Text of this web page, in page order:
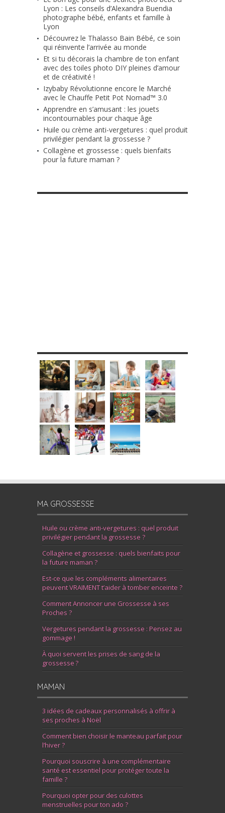
Lyon : Les conseils d’Alexandra Buendia
photographe bébé, enfants et famille à
Lyon
Découvrez le Thalasso Bain Bébé, ce soin
qui réinvente l’arrivée au monde
Et si tu décorais la chambre de ton enfant
avec des toiles photo DIY pleines d’amour
et de créativité !
Izybaby Révolutionne encore le Marché
avec le Chauffe Petit Pot Nomad™ 3.0
Apprendre en s’amusant : les jouets
incontournables pour chaque âge
Huile ou crème anti-vergetures : quel produit
privilégier pendant la grossesse ?
Collagène et grossesse : quels bienfaits
pour la future maman ?
MA GROSSESSE
Huile ou crème anti-vergetures : quel produit
privilégier pendant la grossesse ?
Collagène et grossesse : quels bienfaits pour
la future maman ?
Est-ce que les compléments alimentaires
peuvent VRAIMENT t’aider à tomber enceinte ?
Comment Annoncer une Grossesse à ses
Proches ?
Vergetures pendant la grossesse : Pensez au
gommage !
À quoi servent les prises de sang de la
grossesse ?
MAMAN
3 idées de cadeaux personnalisés à offrir à
ses proches à Noël
Comment bien choisir le manteau parfait pour
l’hiver ?
Pourquoi souscrire à une complémentaire
santé est essentiel pour protéger toute la
famille ?
Pourquoi opter pour des culottes
menstruelles pour ton ado ?